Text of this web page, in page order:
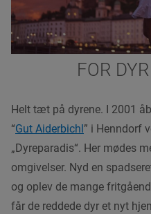
FOR
Helt tæt på dyrene. I 2001
“Gut Aiderbichl ” i Henndorf
„Dyreparadis“. Her mødes
omgivelser. Nyd en
og oplev de mange
får de reddede dyr et nyt